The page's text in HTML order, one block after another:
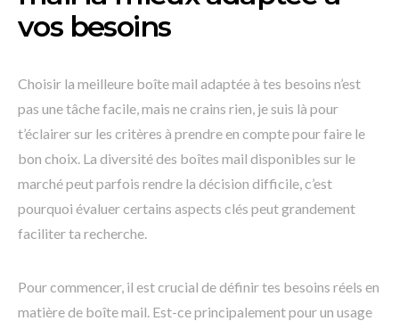
vos besoins
Choisir la meilleure boîte mail adaptée à tes besoins n’est
pas une tâche facile, mais ne crains rien, je suis là pour
t’éclairer sur les critères à prendre en compte pour faire le
bon choix. La diversité des boîtes mail disponibles sur le
marché peut parfois rendre la décision difficile, c’est
pourquoi évaluer certains aspects clés peut grandement
faciliter ta recherche.
Pour commencer, il est crucial de définir tes besoins réels en
matière de boîte mail. Est-ce principalement pour un usage